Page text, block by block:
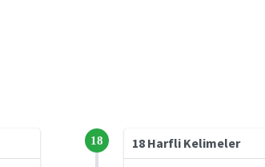
18
18 Harfli Kelimeler